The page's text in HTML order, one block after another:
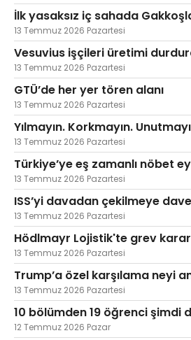
İlk yasaksız iç sahada
13 Temmuz 2026 Pazartesi
Vesuvius işçileri üretimi
13 Temmuz 2026 Pazartesi
GTÜ’de her yer tören alanı
13 Temmuz 2026 Pazartesi
Yılmayın. Korkmayın.
13 Temmuz 2026 Pazartesi
Türkiye’ye eş zamanlı nöbet
13 Temmuz 2026 Pazartesi
ISS’yi davadan çekilmeye
13 Temmuz 2026 Pazartesi
Hödlmayr Lojistik'te grev kararı
13 Temmuz 2026 Pazartesi
Trump’a özel karşılama neyi
13 Temmuz 2026 Pazartesi
10 bölümden 19 öğrenci şimdi
12 Temmuz 2026 Pazar